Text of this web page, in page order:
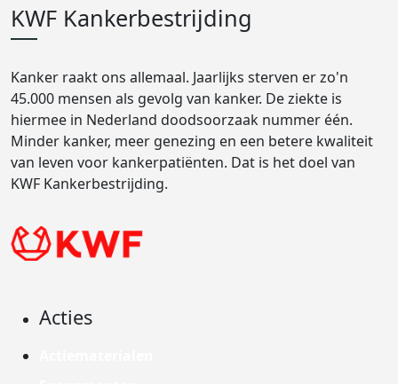
KWF Kankerbestrijding
Kanker raakt ons allemaal. Jaarlijks sterven er zo'n
45.000 mensen als gevolg van kanker. De ziekte is
hiermee in Nederland doodsoorzaak nummer één.
Minder kanker, meer genezing en een betere kwaliteit
van leven voor kankerpatiënten. Dat is het doel van
KWF Kankerbestrijding.
Acties